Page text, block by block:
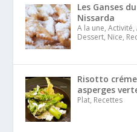
Les Ganses
Nissarda
A la une,
Dessert, Nice,
Risotto
asperges
Plat, Recettes